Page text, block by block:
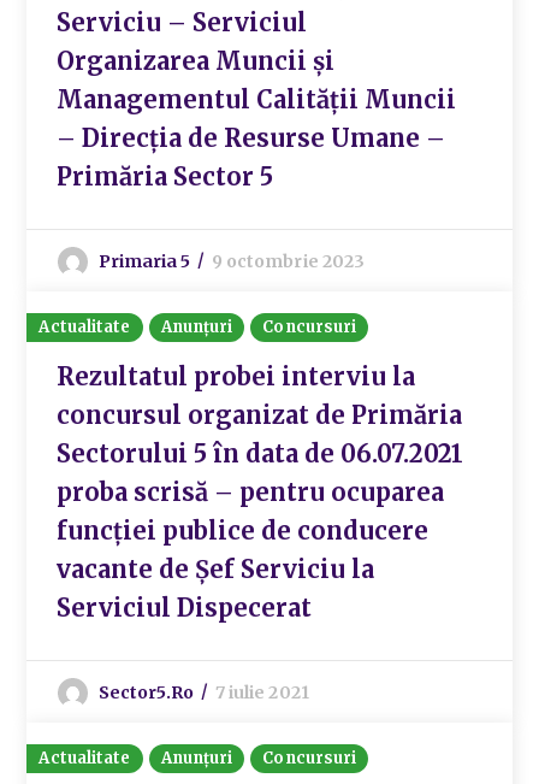
Serviciu – Serviciul
Organizarea Muncii și
Managementul Calității Muncii
– Direcția de Resurse Umane –
Primăria Sector 5
Primaria 5 9 octombrie 2023
Actualitate Anunțuri Concursuri
Rezultatul probei interviu la
concursul organizat de Primăria
Sectorului 5 în data de 06.07.2021
proba scrisă – pentru ocuparea
funcției publice de conducere
vacante de Șef Serviciu la
Serviciul Dispecerat
Sector5.ro 7 iulie 2021
Actualitate Anunțuri Concursuri